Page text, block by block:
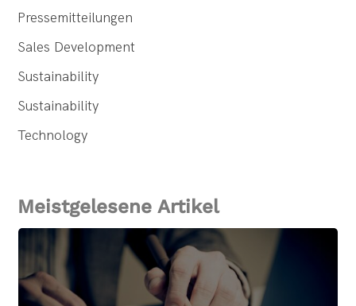
Pressemitteilungen
Sales Development
Sustainability
Sustainability
Technology
Meistgelesene Artikel